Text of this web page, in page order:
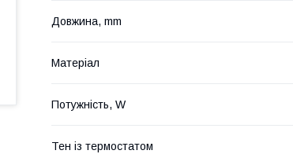
Довжина, mm
Матеріал
Потужність, W
Тен із термостатом